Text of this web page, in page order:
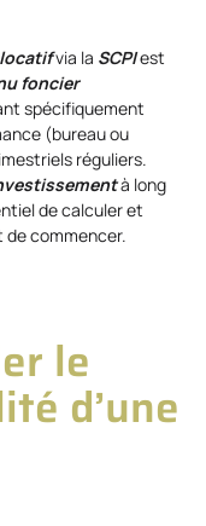
via la SCPIest
foncier
spécifiquement
(bureau ou
réguliers.
à long
de calculer et
commencer.
le
d’une